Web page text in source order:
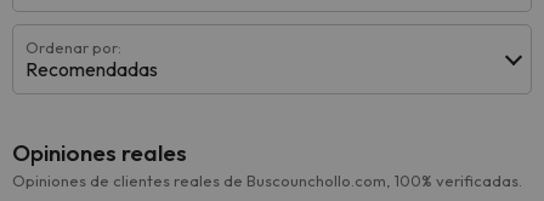
Ordenar por:
Recomendadas
Opiniones reales
Opiniones de clientes reales de Buscounchollo.com, 100% verificadas.